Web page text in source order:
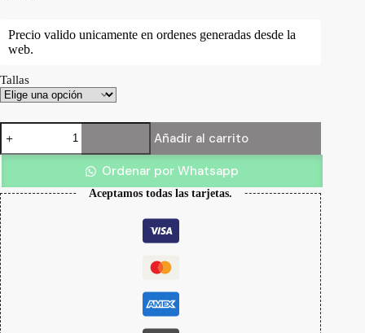
Precio valido unicamente en ordenes generadas desde la
web.
Tallas
Vestido
Eleonor
cantidad
Añadir al carrito
Ordenar por Whatsapp
Aceptamos todas las tarjetas.